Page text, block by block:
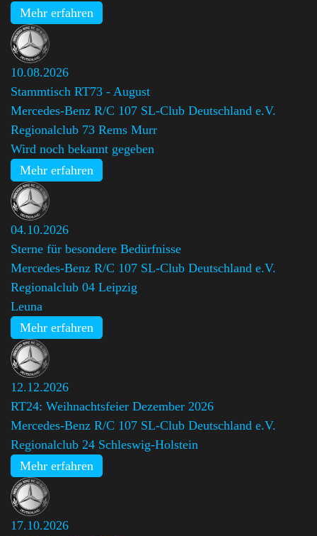
Mehr erfahren
10.08.2026
Stammtisch RT73 - August
Mercedes-Benz R/C 107 SL-Club Deutschland e.V.
Regionalclub 73 Rems Murr
Wird noch bekannt gegeben
Mehr erfahren
04.10.2026
Sterne für besondere Bedürfnisse
Mercedes-Benz R/C 107 SL-Club Deutschland e.V.
Regionalclub 04 Leipzig
Leuna
Mehr erfahren
12.12.2026
RT24: Weihnachtsfeier Dezember 2026
Mercedes-Benz R/C 107 SL-Club Deutschland e.V.
Regionalclub 24 Schleswig-Holstein
Mehr erfahren
17.10.2026